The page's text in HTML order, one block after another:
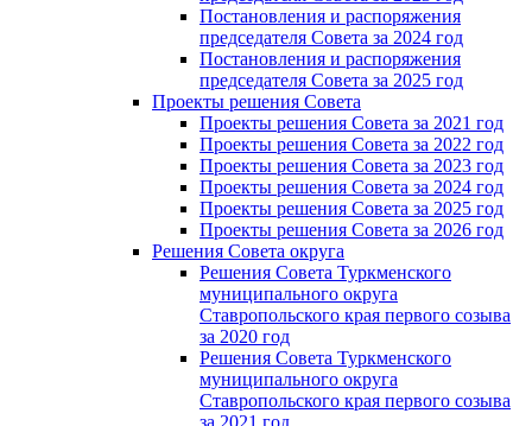
Постановления и распоряжения
председателя Cовета за 2024 год
Постановления и распоряжения
председателя Cовета за 2025 год
Проекты решения Cовета
Проекты решения Совета за 2021 год
Проекты решения Совета за 2022 год
Проекты решения Cовета за 2023 год
Проекты решения Совета за 2024 год
Проекты решения Совета за 2025 год
Проекты решения Совета за 2026 год
Решения Совета округа
Решения Совета Туркменского
муниципального округа
Ставропольского края первого созыва
за 2020 год
Решения Совета Туркменского
муниципального округа
Ставропольского края первого созыва
за 2021 год